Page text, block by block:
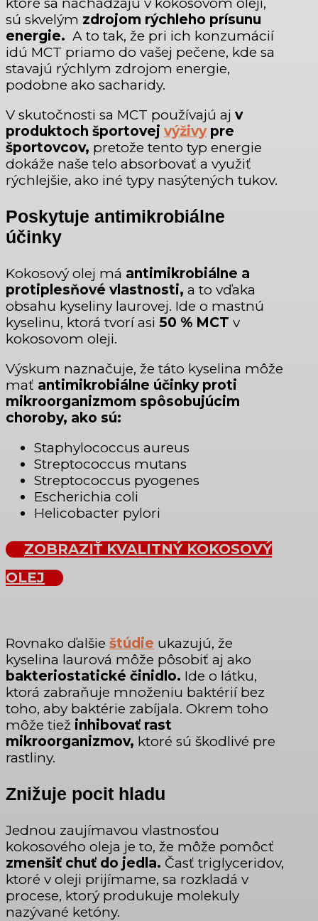
sú skvelým zdrojom rýchleho prísunu
energie. A to tak, že pri ich konzumácií
idú MCT priamo do vašej pečene, kde sa
stavajú rýchlym zdrojom energie,
podobne ako sacharidy.
V skutočnosti sa MCT používajú aj v
produktoch športovej výživypre
športovcov, pretože tento typ energie
dokáže naše telo absorbovať a využiť
rýchlejšie, ako iné typy nasýtených tukov.
Poskytuje antimikrobiálne
účinky
Kokosový olej má antimikrobiálne a
protiplesňové vlastnosti, a to vďaka
obsahu kyseliny laurovej. Ide o mastnú
kyselinu, ktorá tvorí asi 50 % MCT v
kokosovom oleji.
Výskum naznačuje, že táto kyselina môže
mať antimikrobiálne účinky proti
mikroorganizmom spôsobujúcim
choroby, ako sú:
Staphylococcus aureus
Streptococcus mutans
Streptococcus pyogenes
Escherichia coli
Helicobacter pylori
ZOBRAZIŤ KVALITNÝ KOKOSOVÝ
OLEJ
Rovnako ďalšie štúdie ukazujú, že
kyselina laurová môže pôsobiť aj ako
bakteriostatické činidlo. Ide o látku,
ktorá zabraňuje množeniu baktérií bez
toho, aby baktérie zabíjala. Okrem toho
môže tiež inhibovať rast
mikroorganizmov, ktoré sú škodlivé pre
rastliny.
Znižuje pocit hladu
Jednou zaujímavou vlastnosťou
kokosového oleja je to, že môže pomôcť
zmenšiť chuť do jedla. Časť triglyceridov,
ktoré v oleji prijímame, sa rozkladá v
procese, ktorý produkuje molekuly
nazývané ketóny.